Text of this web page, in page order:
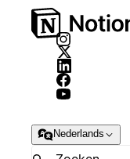
Nederlands